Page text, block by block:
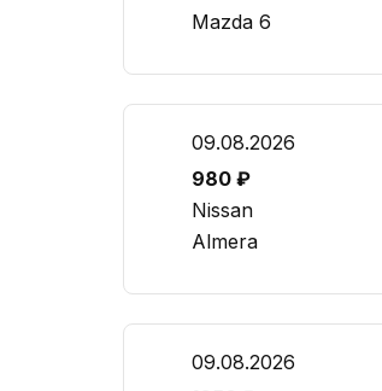
Mazda 6
09.08.2026
980 ₽
Nissan
Almera
09.08.2026